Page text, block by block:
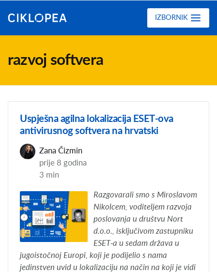
IZBORNIK
razvoj softvera
Uspješna agilna lokalizacija ESET-ova
antivirusnog softvera na hrvatski
Zana Čizmin
prije 8 godina
3 min
Razgovarali smo s Miroslavom
Nikolcem, voditeljem razvoja
poslovanja u društvu Nort
d.o.o., isključivom zastupniku
ESET-a u sedam država u
jugoistočnoj Europi, koji je podijelio s nama
jedinstven uvid u lokalizaciju na način na koji je vidi